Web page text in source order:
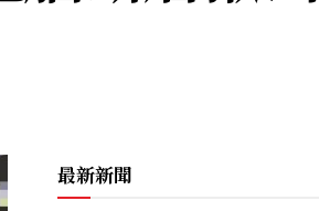
最新新聞